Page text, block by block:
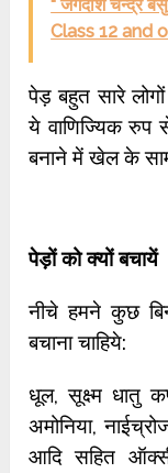
“ जगदीश चन्द्र
Class 12 and
पेड़ बहुत सारे
ये वाणिज्यिक रुप
बनाने में खेल के
पेड़ों को क्यों बचायें
नीचे हमने कुछ
बचाना चाहिये:
धूल, सूक्ष्म धातु
अमोनिया,
आदि सहित